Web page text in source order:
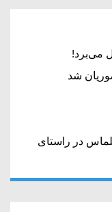
می‌برد!
شد
در راستای